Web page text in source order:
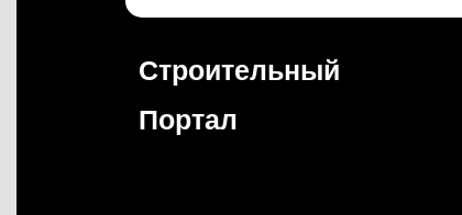
Строительный
Портал